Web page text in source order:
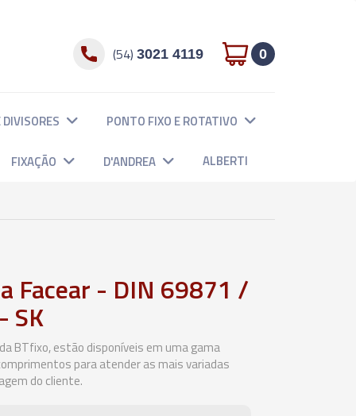
(54) 3021 4119 0
PONTO FIXO E ROTATIVO
FIXAÇÃO D'ANDREA ALBERTI
Facear - DIN 69871 /
SK
BTfixo, estão disponíveis em uma gama
para atender as mais variadas
do cliente.